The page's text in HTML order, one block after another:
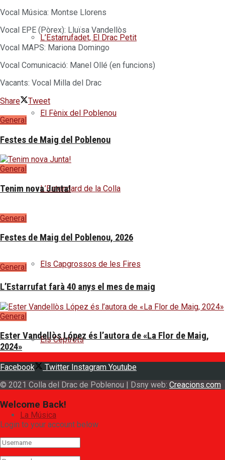
L’Estarrufadet, El Drac Petit
El Fènix del Poblenou
L’Estendard de la Colla
Els Capgrossos de les Fires
Els Ceptrots
La Música
Vocal Música: Montse Llorens
Vocal EPE (Pòrex): Lluïsa Vandellòs
Vocal MAPS: Mariona Domingo
Vocal Comunicació: Manel Ollé (en funcions)
Vacants: Vocal Milla del Drac
Share
Tweet
General
Festes de Maig del Poblenou
General
Tenim nova Junta!
General
Festes de Maig del Poblenou, 2026
General
L’Estarrufat farà 40 anys el mes de maig
General
Ester Vandellòs López és l’autora de «La Flor de Maig,
2024»
Facebook Twitter Instagram Youtube
© 2021 Colla del Drac de Poblenou | Dsny web: Creacions.com
Welcome Back!
Login to your account below